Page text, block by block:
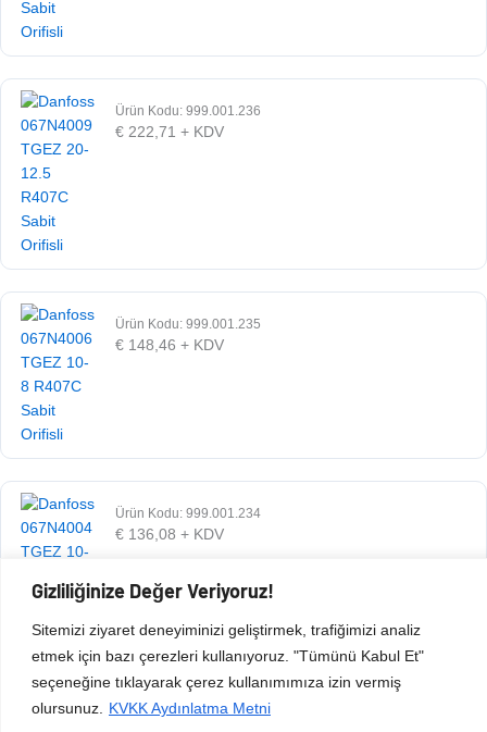
Gizliliğinize Değer Veriyoruz!
Sitemizi ziyaret deneyiminizi geliştirmek, trafiğimizi analiz
etmek için bazı çerezleri kullanıyoruz. "Tümünü Kabul Et"
seçeneğine tıklayarak çerez kullanımımıza izin vermiş
olursunuz.
KVKK Aydınlatma Metni
Ürün Kodu: 999.001.236
€ 222,71 + KDV
Ürün Kodu: 999.001.235
€ 148,46 + KDV
Ürün Kodu: 999.001.234
€ 136,08 + KDV